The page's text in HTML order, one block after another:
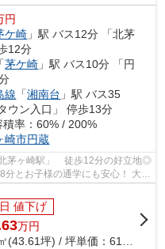
円
ケ崎 」駅 バス12分 「北茅
12分
「茅ケ崎 」駅 バス10分 「円
線 「湘南台 」駅 バス35
ウン入口」 停歩13分
積率：60% / 200%
崎市円蔵
茅ヶ崎駅」 徒歩12分の好立地◎
とお子様の通学にも安心！ 大型
値下げ
万円
(43.61坪) / 坪単価：61.51